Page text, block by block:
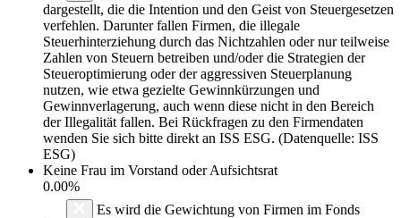
dargestellt, die die Intention und den Geist von Steuergesetzen
verfehlen. Darunter fallen Firmen, die illegale
Steuerhinterziehung durch das Nichtzahlen oder nur teilweise
Zahlen von Steuern betreiben und/oder die Strategien der
Steueroptimierung oder der aggressiven Steuerplanung
nutzen, wie etwa gezielte Gewinnkürzungen und
Gewinnverlagerung, auch wenn diese nicht in den Bereich
der Illegalität fallen. Bei Rückfragen zu den Firmendaten
wenden Sie sich bitte direkt an ISS ESG. (Datenquelle: ISS
ESG)
Keine Frau im Vorstand oder Aufsichtsrat
0.00%
Es wird die Gewichtung von Firmen im Fonds